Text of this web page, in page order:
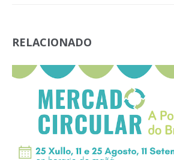
RELACIONADO